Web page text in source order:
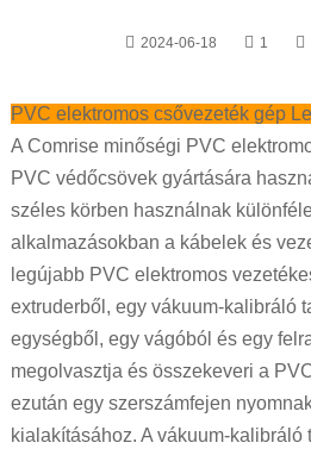
2024-06-18 1
PVC elektromos csővezeték gép
A Comrise minőségi PVC
PVC védőcsövek gyártására
széles körben használnak
alkalmazásokban a kábelek és
legújabb PVC elektromos
extruderből, egy vákuum-kalibráló
egységből, egy vágóból és egy
megolvasztja és összekeveri a
ezután egy szerszámfejen
kialakításához. A vákuum-kalibráló